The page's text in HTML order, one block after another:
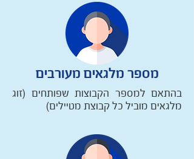
מספר מלגאים מעורבים
בהתאם למספר הקבוצות שפותחים (זוג
מלגאים מוביל כל קבוצת מטיילים)